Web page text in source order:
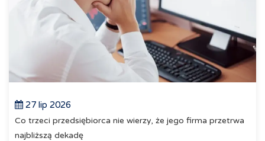
27 lip 2026
Co trzeci przedsiębiorca nie wierzy, że jego firma przetrwa
najbliższą dekadę